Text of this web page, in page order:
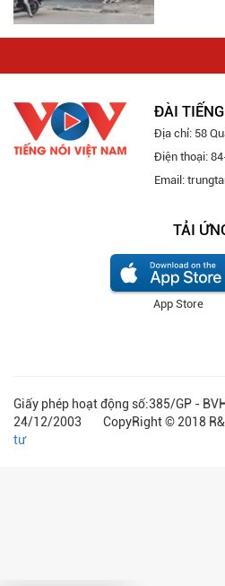
ĐÀI
Địa chỉ: 58
Điện thoại:
Email:
TẢI
App Store
Giấy phép hoạt động số:385/GP -
24/12/2003 CopyRight © 2018
tư